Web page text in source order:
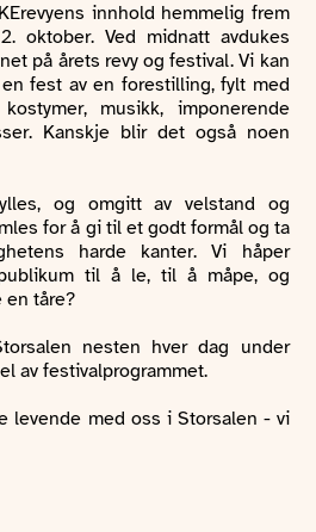
innhold hemmelig frem
oktober. Ved midnatt avdukes
på årets revy og festival. Vi kan
fest av en forestilling, fylt med
musikk, imponerende
Kanskje blir det også noen
og omgitt av velstand og
for å gi til et godt formål og ta
harde kanter. Vi håper
til å le, til å måpe, og
en tåre?
nesten hver dag under
av festivalprogrammet.
levende med oss i Storsalen - vi